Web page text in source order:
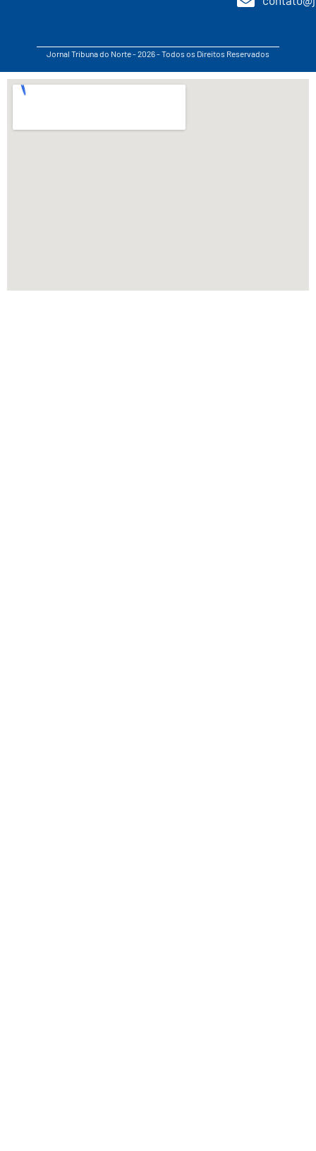
Jornal Tribuna do Norte - 2026 - Todos os Direitos Reservados